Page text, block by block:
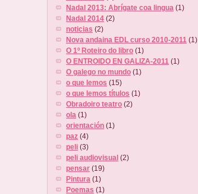
Nadal 2013: Abrígate coa lingua (1)
Nadal 2014 (2)
noticias (2)
Nova andaina EDL curso 2010-2011 (1)
O 1º Roteiro do libro (1)
O ENTROIDO EN GALIZA-2011 (1)
O galego no mundo (1)
o que lemos (15)
o que lemos títulos (1)
Obradoiro teatro (2)
ola (1)
orientación (1)
paz (4)
peli (3)
peli audiovisual (2)
pensar (19)
Pintura (1)
Poemas (1)